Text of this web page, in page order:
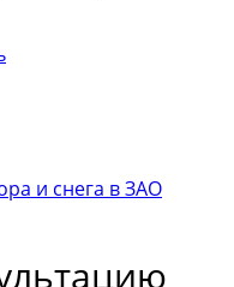
и снега в ЗАО